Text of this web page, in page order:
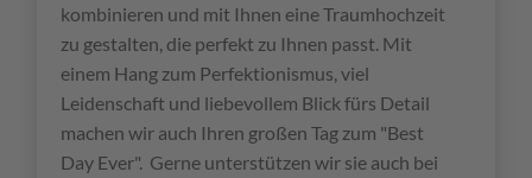
kombinieren und mit Ihnen eine Traumhochzeit
zu gestalten, die perfekt zu Ihnen passt. Mit
einem Hang zum Perfektionismus, viel
Leidenschaft und liebevollem Blick fürs Detail
machen wir auch Ihren großen Tag zum "Best
Day Ever". Gerne unterstützen wir sie auch bei